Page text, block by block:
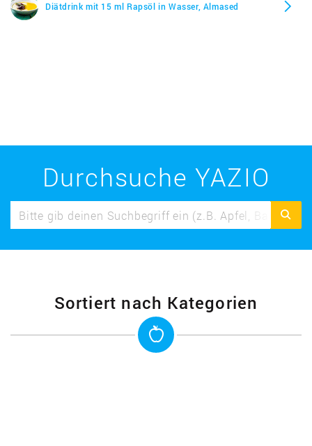
Diätdrink mit 15 ml Rapsöl in Wasser, Almased
Durchsuche YAZIO
Sortiert nach Kategorien